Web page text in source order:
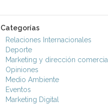
Categorías
Relaciones Internacionales
Deporte
Marketing y dirección comercial
Opiniones
Medio Ambiente
Eventos
Marketing Digital